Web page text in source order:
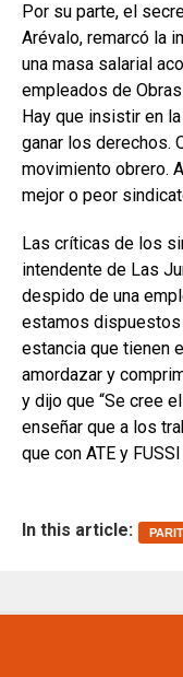
Por su parte, el
Arévalo, remarcó la
una masa salarial
empleados de
Hay que insistir en
ganar los derechos.
movimiento obrero.
mejor o peor
Las críticas de los
intendente de Las
despido de una
estamos
estancia que tienen
amordazar y
y dijo que “Se cree
enseñar que a los
que con ATE y
In this article: